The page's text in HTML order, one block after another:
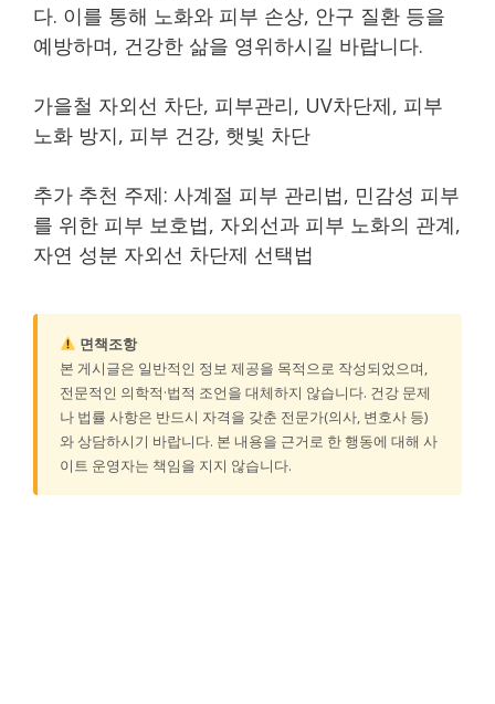
다. 이를 통해 노화와 피부 손상, 안구 질환 등을
예방하며, 건강한 삶을 영위하시길 바랍니다.
가을철 자외선 차단, 피부관리, UV차단제, 피부
노화 방지, 피부 건강, 햇빛 차단
추가 추천 주제: 사계절 피부 관리법, 민감성 피부
를 위한 피부 보호법, 자외선과 피부 노화의 관계,
자연 성분 자외선 차단제 선택법
면책조항
본 게시글은 일반적인 정보 제공을 목적으로 작성되었으며,
전문적인 의학적·법적 조언을 대체하지 않습니다. 건강 문제
나 법률 사항은 반드시 자격을 갖춘 전문가(의사, 변호사 등)
와 상담하시기 바랍니다. 본 내용을 근거로 한 행동에 대해 사
이트 운영자는 책임을 지지 않습니다.